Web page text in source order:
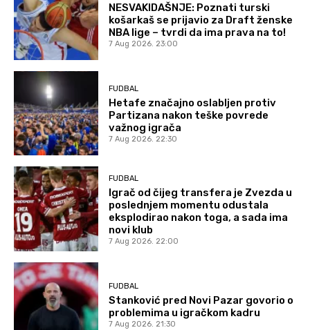
NESVAKIDAŠNJE: Poznati turski
košarkaš se prijavio za Draft ženske
NBA lige – tvrdi da ima prava na to!
7 Aug 2026. 23:00
FUDBAL
Hetafe značajno oslabljen protiv
Partizana nakon teške povrede
važnog igrača
7 Aug 2026. 22:30
FUDBAL
Igrač od čijeg transfera je Zvezda u
poslednjem momentu odustala
eksplodirao nakon toga, a sada ima
novi klub
7 Aug 2026. 22:00
FUDBAL
Stanković pred Novi Pazar govorio o
problemima u igračkom kadru
7 Aug 2026. 21:30